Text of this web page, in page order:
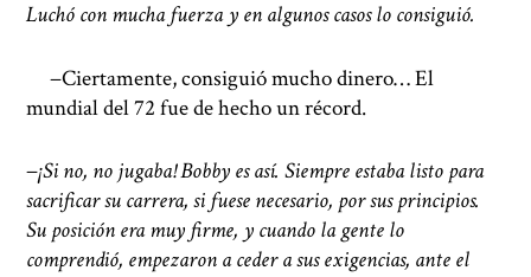
Luchó con mucha fuerza y en algunos casos lo consiguió.
−Ciertamente, consiguió mucho dinero… El
mundial del 72 fue de hecho un récord.
−¡Si no, no jugaba! Bobby es así. Siempre estaba listo para
sacrificar su carrera, si fuese necesario, por sus principios.
Su posición era muy firme, y cuando la gente lo
comprendió, empezaron a ceder a sus exigencias, ante el